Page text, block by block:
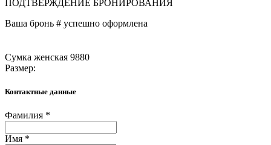
ПОДТВЕРЖДЕНИЕ БРОНИРОВАНИЯ
Ваша бронь # успешно оформлена
Сумка женская 9880
Размер:
Контактные данные
Фамилия *
Имя *